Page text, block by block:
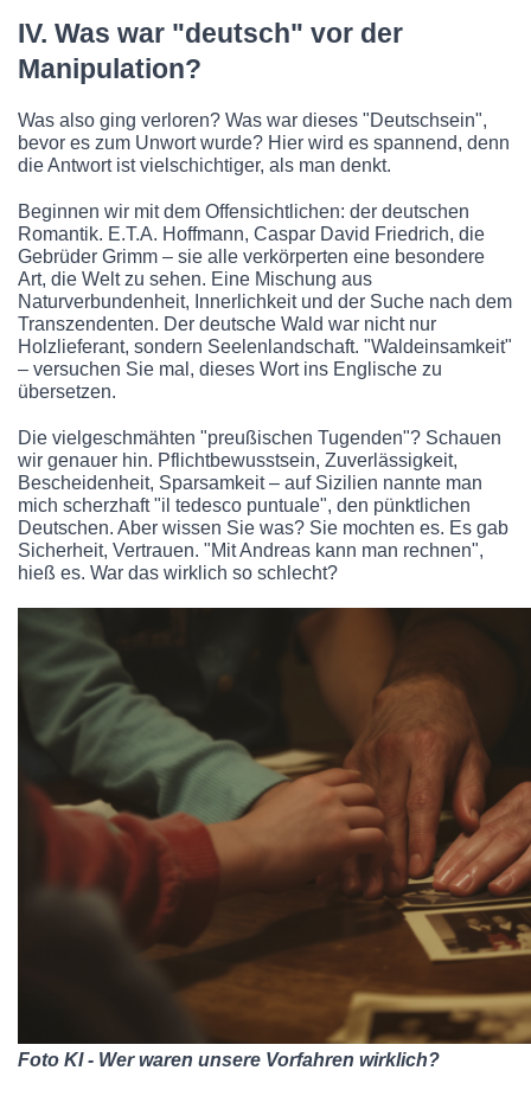
IV. Was war "deutsch" vor der
Manipulation?
Was also ging verloren? Was war dieses "Deutschsein",
bevor es zum Unwort wurde? Hier wird es spannend, denn
die Antwort ist vielschichtiger, als man denkt.
Beginnen wir mit dem Offensichtlichen: der deutschen
Romantik. E.T.A. Hoffmann, Caspar David Friedrich, die
Gebrüder Grimm – sie alle verkörperten eine besondere
Art, die Welt zu sehen. Eine Mischung aus
Naturverbundenheit, Innerlichkeit und der Suche nach dem
Transzendenten. Der deutsche Wald war nicht nur
Holzlieferant, sondern Seelenlandschaft. "Waldeinsamkeit"
– versuchen Sie mal, dieses Wort ins Englische zu
übersetzen.
Die vielgeschmähten "preußischen Tugenden"? Schauen
wir genauer hin. Pflichtbewusstsein, Zuverlässigkeit,
Bescheidenheit, Sparsamkeit – auf Sizilien nannte man
mich scherzhaft "il tedesco puntuale", den pünktlichen
Deutschen. Aber wissen Sie was? Sie mochten es. Es gab
Sicherheit, Vertrauen. "Mit Andreas kann man rechnen",
hieß es. War das wirklich so schlecht?
Foto KI - Wer waren unsere Vorfahren wirklich?